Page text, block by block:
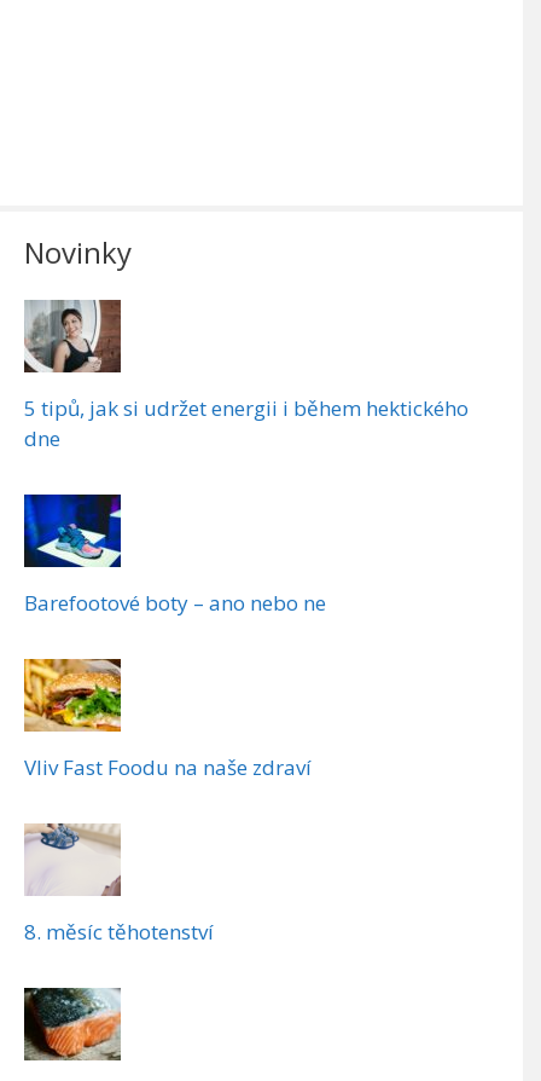
Novinky
5 tipů, jak si udržet energii i během hektického
dne
Barefootové boty – ano nebo ne
Vliv Fast Foodu na naše zdraví
8. měsíc těhotenství